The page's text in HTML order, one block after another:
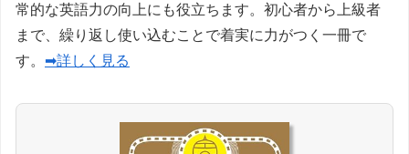
常的な英語力の向上にも役立ちます。初心者から上級者
まで、繰り返し使い込むことで着実に力がつく一冊で
す。 ➡詳しく見る